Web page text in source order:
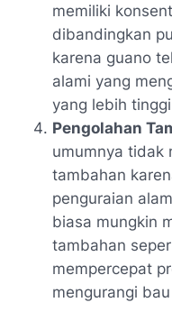
memiliki
dibandingkan
karena guano
alami yang
yang lebih
Pengolahan
umumnya tidak
tambahan
penguraian
biasa mungkin
tambahan
mempercepat
mengurangi